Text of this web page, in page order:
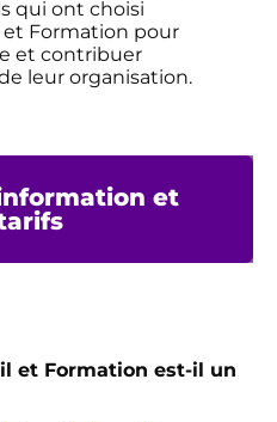
qui ont choisi
et Formation pour
et contribuer
leur organisation.
et
et Formation est-il un